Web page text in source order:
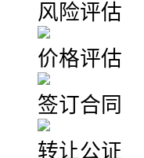
风险评估
价格评估
签订合同
转让公证